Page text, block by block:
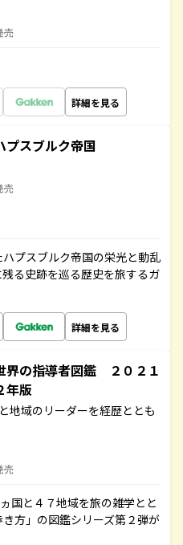
売
詳細を見る
スブルク帝国
売
ハプスブルク帝国の栄光と動乱
る史跡を巡る歴史を旅するガ
詳細を見る
の指導者図鑑 ２０２１
年版
地域のリーダーを経歴ととも
売
国と４７地域を旅の雑学とと
方」の図鑑シリーズ第２弾が